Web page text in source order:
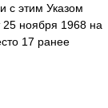
с этим Указом
ноября 1968 на
17 ранее